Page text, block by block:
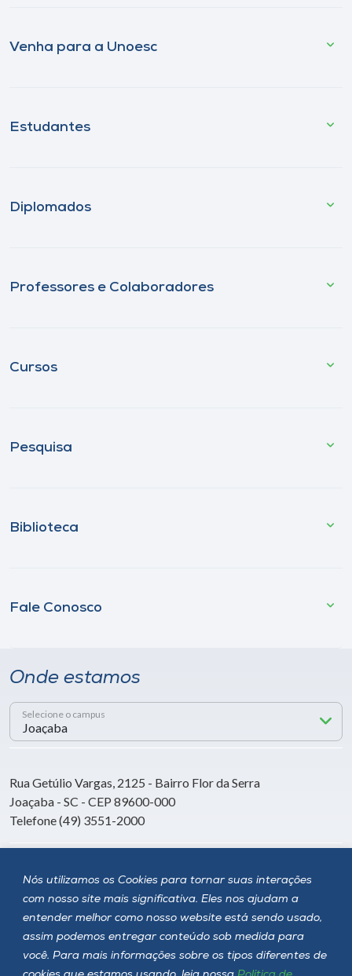
Nós utilizamos os Cookies para tornar suas interações
com nosso site mais significativa. Eles nos ajudam a
entender melhor como nosso website está sendo usado,
assim podemos entregar conteúdo sob medida para
você. Para mais informações sobre os tipos diferentes de
Venha para a Unoesc
Estudantes
Diplomados
Professores e Colaboradores
Cursos
Pesquisa
Biblioteca
Fale Conosco
Onde estamos
Selecione o campus
Rua Getúlio Vargas, 2125 - Bairro Flor da Serra
Joaçaba - SC - CEP 89600-000
Telefone (49) 3551-2000
Siga a Unoesc